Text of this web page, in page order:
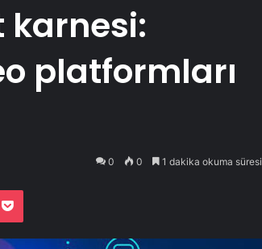
karnesi:
platformları
0 0 1 dakika okuma süresi
Pocket